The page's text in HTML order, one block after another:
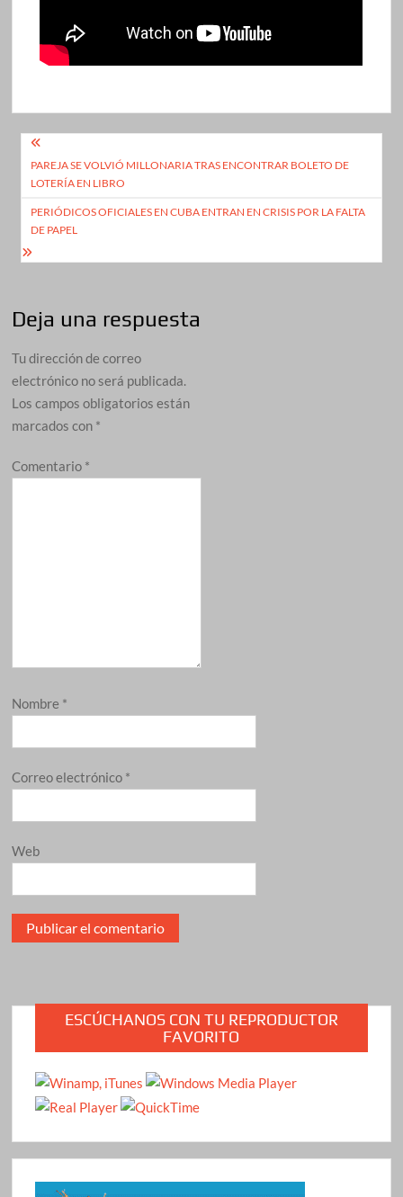
Navegación
de
entradas
PAREJA SE VOLVIÓ MILLONARIA TRAS ENCONTRAR BOLETO DE
LOTERÍA EN LIBRO
PERIÓDICOS OFICIALES EN CUBA ENTRAN EN CRISIS POR LA FALTA
DE PAPEL
Deja una respuesta
Tu dirección de correo
electrónico no será publicada.
Los campos obligatorios están
marcados con *
Comentario *
Nombre *
Correo electrónico *
Web
ESCÚCHANOS CON TU REPRODUCTOR
FAVORITO